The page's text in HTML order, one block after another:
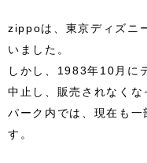
zippoは、東京ディズニ
いました。
しかし、1983年10月に
中止し、販売されなくな
パーク内では、現在も一
す。